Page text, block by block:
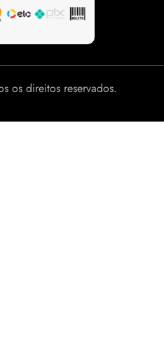
os direitos reservados.